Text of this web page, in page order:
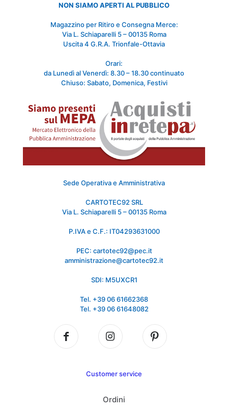
NON SIAMO APERTI AL PUBBLICO
Magazzino per Ritiro e Consegna Merce:
Via L. Schiaparelli 5 – 00135 Roma
Uscita 4 G.R.A. Trionfale-Ottavia
Orari:
da Lunedì al Venerdì: 8.30 – 18.30 continuato
Chiuso: Sabato, Domenica, Festivi
Sede Operativa e Amministrativa
CARTOTEC92 SRL
Via L. Schiaparelli 5 – 00135 Roma
P.IVA e C.F.: IT04293631000
PEC: cartotec92@pec.it
amministrazione@cartotec92.it
SDI: M5UXCR1
Tel. +39 06 61662368
Tel. +39 06 61648082
Customer service
Ordini